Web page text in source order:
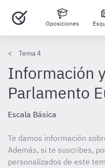
Oposiciones
Tema 4
Información
Parlamento
Escala Básica
Te damos información
Además, si te suscribes,
personalizados de este